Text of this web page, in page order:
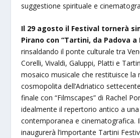
suggestione spirituale e
Il 29 agosto il Festival tornerà
Pirano con “Tartini, da Padova a
rinsaldando il ponte culturale tra
Corelli, Vivaldi, Galuppi, Platti e
mosaico musicale che restituisce la
cosmopolita dell’Adriatico
finale con “Filmscapes” di Rachel
idealmente il repertorio antico a
contemporanea e cinematografica.
inaugurerà l’importante Tartini